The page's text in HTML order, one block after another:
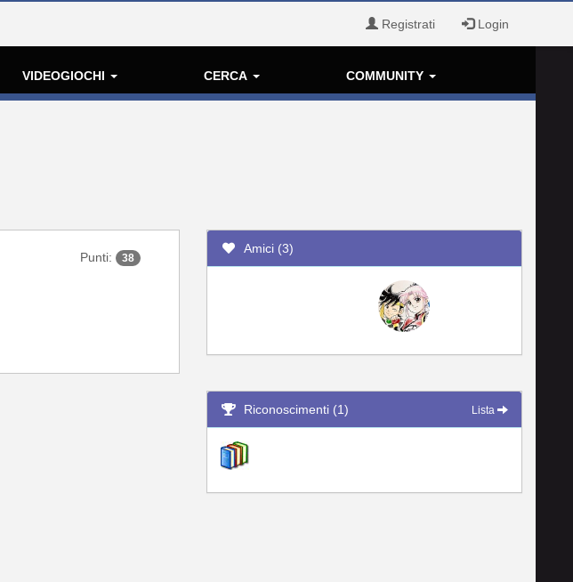
Registrati Login
VIDEOGIOCHI CERCA COMMUNITY
Punti: 38
Amici (3)
Riconoscimenti (1) Lista